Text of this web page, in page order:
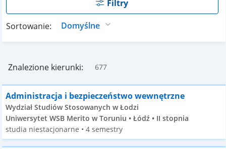
Filtry
Sortowanie:
Znalezione kierunki: 677
Administracja i bezpieczeństwo wewnętrzne
Wydział Studiów Stosowanych w Łodzi
Uniwersytet WSB Merito w Toruniu • Łódź • II stopnia
studia niestacjonarne • 4 semestry